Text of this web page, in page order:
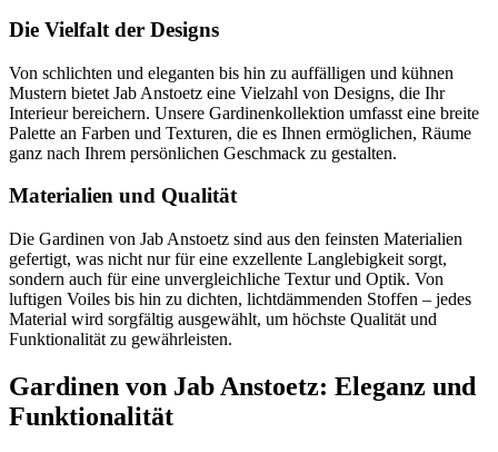
Die Vielfalt der Designs
Von schlichten und eleganten bis hin zu auffälligen und kühnen
Mustern bietet Jab Anstoetz eine Vielzahl von Designs, die Ihr
Interieur bereichern. Unsere Gardinenkollektion umfasst eine breite
Palette an Farben und Texturen, die es Ihnen ermöglichen, Räume
ganz nach Ihrem persönlichen Geschmack zu gestalten.
Materialien und Qualität
Die Gardinen von Jab Anstoetz sind aus den feinsten Materialien
gefertigt, was nicht nur für eine exzellente Langlebigkeit sorgt,
sondern auch für eine unvergleichliche Textur und Optik. Von
luftigen Voiles bis hin zu dichten, lichtdämmenden Stoffen – jedes
Material wird sorgfältig ausgewählt, um höchste Qualität und
Funktionalität zu gewährleisten.
Gardinen von Jab Anstoetz: Eleganz und
Funktionalität